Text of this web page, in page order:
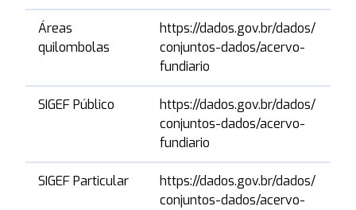
Áreas
quilombolas
https://dados.gov.br/dados/
conjuntos-dados/acervo-
fundiario
SIGEF Público
https://dados.gov.br/dados/
conjuntos-dados/acervo-
fundiario
SIGEF Particular
https://dados.gov.br/dados/
conjuntos-dados/acervo-